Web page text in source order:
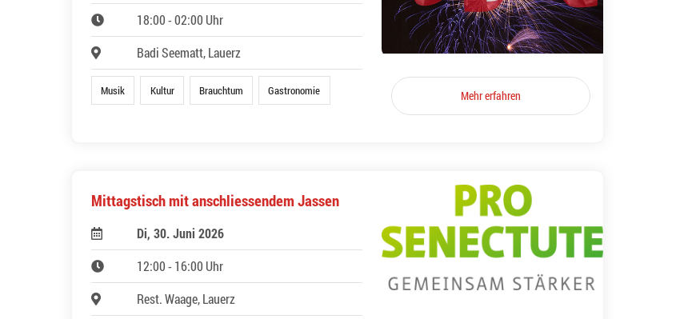
18:00 - 02:00 Uhr
Badi Seematt, Lauerz
Musik Kultur Brauchtum Gastronomie Mehr erfahren
Mittagstisch mit anschliessendem Jassen
Di, 30. Juni 2026
12:00 - 16:00 Uhr
Rest. Waage, Lauerz